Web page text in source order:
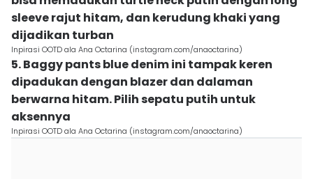
sleeve rajut hitam, dan kerudung khaki yang
dijadikan turban
Inpirasi OOTD ala Ana Octarina (instagram.com/anaoctarina)
5. Baggy pants blue denim ini tampak keren
dipadukan dengan blazer dan dalaman
berwarna hitam. Pilih sepatu putih untuk
aksennya
Inpirasi OOTD ala Ana Octarina (instagram.com/anaoctarina)